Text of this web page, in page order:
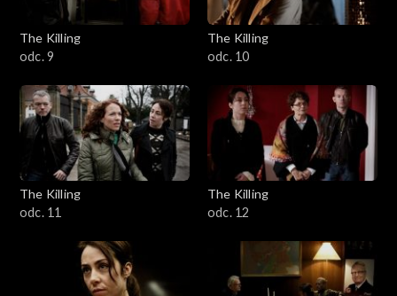
The Killing
odc. 9
The Killing
odc. 10
The Killing
odc. 11
The Killing
odc. 12